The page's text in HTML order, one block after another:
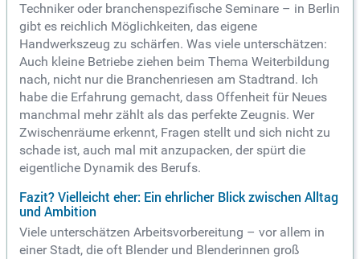
Techniker oder branchenspezifische Seminare – in Berlin
gibt es reichlich Möglichkeiten, das eigene
Handwerkszeug zu schärfen. Was viele unterschätzen:
Auch kleine Betriebe ziehen beim Thema Weiterbildung
nach, nicht nur die Branchenriesen am Stadtrand. Ich
habe die Erfahrung gemacht, dass Offenheit für Neues
manchmal mehr zählt als das perfekte Zeugnis. Wer
Zwischenräume erkennt, Fragen stellt und sich nicht zu
schade ist, auch mal mit anzupacken, der spürt die
eigentliche Dynamik des Berufs.
Fazit? Vielleicht eher: Ein ehrlicher Blick zwischen Alltag
und Ambition
Viele unterschätzen Arbeitsvorbereitung – vor allem in
einer Stadt, die oft Blender und Blenderinnen groß